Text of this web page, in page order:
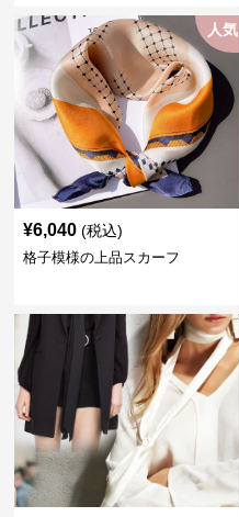
人気
¥6,040 (税込)
格子模様の上品スカーフ